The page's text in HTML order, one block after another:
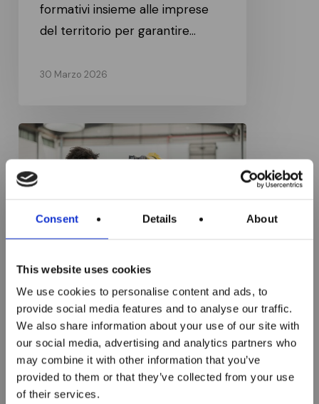
Consent Details About
This website uses cookies
We use cookies to personalise content and ads, to
provide social media features and to analyse our traffic.
We also share information about your use of our site with
our social media, advertising and analytics partners who
may combine it with other information that you’ve
provided to them or that they’ve collected from your use
of their services.
formativi insieme alle imprese
del territorio per garantire…
30 Marzo 2026
Quanto
guadagna
un
nel
2026
News
Quanto guadagna un
diplomato ITS nel 2026
Se stai cercando un percorso
post diploma che porti a un
Sono aperte le
iscrizioni ai corsi
ITS MAKER
Academy per il
biennio 2026–2028!
Chiusura iscrizioni: